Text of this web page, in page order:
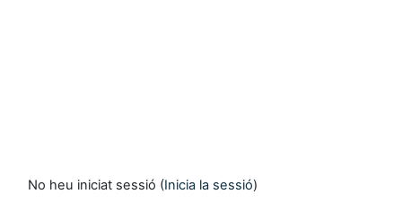
No heu iniciat sessió (Inicia la sessió)